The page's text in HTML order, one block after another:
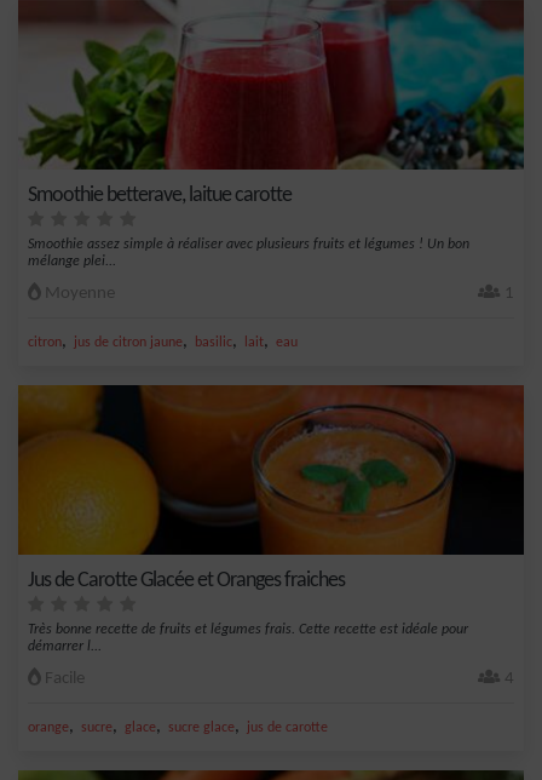
Smoothie betterave, laitue carotte
Smoothie assez simple à réaliser avec plusieurs fruits et légumes ! Un bon
mélange plei...
Moyenne 1
citron, jus de citron jaune, basilic, lait, eau
Jus de Carotte Glacée et Oranges fraiches
Très bonne recette de fruits et légumes frais. Cette recette est idéale pour
démarrer l...
Facile 4
orange, sucre, glace, sucre glace, jus de carotte